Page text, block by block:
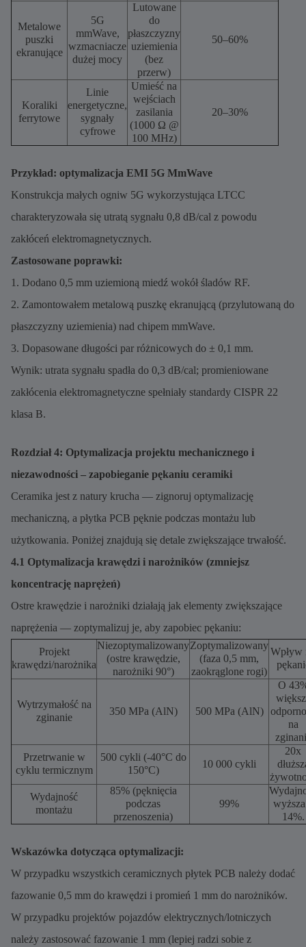
Metalowe
puszki
ekranujące
5G
mmWave,
wzmacniacze
dużej mocy
Lutowane
do
płaszczyzny
uziemienia
(bez
przerw)
50–60%
Koraliki
ferrytowe
Linie
energetyczne,
sygnały
cyfrowe
Umieść na
wejściach
zasilania
(1000 Ω @
100 MHz)
20–30%
Przykład: optymalizacja EMI 5G MmWave
Konstrukcja małych ogniw 5G wykorzystująca LTCC
charakteryzowała się utratą sygnału 0,8 dB/cal z powodu
zakłóceń elektromagnetycznych.
Zastosowane poprawki:
1. Dodano 0,5 mm uziemioną miedź wokół śladów RF.
2. Zamontowałem metalową puszkę ekranującą (przylutowaną do
płaszczyzny uziemienia) nad chipem mmWave.
3. Dopasowane długości par różnicowych do ± 0,1 mm.
Wynik: utrata sygnału spadła do 0,3 dB/cal; promieniowane
zakłócenia elektromagnetyczne spełniały standardy CISPR 22
klasa B.
Rozdział 4: Optymalizacja projektu mechanicznego i
niezawodności – zapobieganie pękaniu ceramiki
Ceramika jest z natury krucha — zignoruj ​​optymalizację
mechaniczną, a płytka PCB pęknie podczas montażu lub
użytkowania. Poniżej znajdują się detale zwiększające trwałość.
4.1 Optymalizacja krawędzi i narożników (zmniejsz
koncentrację naprężeń)
Ostre krawędzie i narożniki działają jak elementy zwiększające
naprężenia — zoptymalizuj je, aby zapobiec pękaniu:
Projekt
krawędzi/narożnika
Niezoptymalizowany
(ostre krawędzie,
narożniki 90°)
Zoptymalizowany
(faza 0,5 mm,
zaokrąglone rogi)
Wpływ
Wytrzymałość na
zginanie
350 MPa (AlN) 500 MPa (AlN)
O
na
Przetrwanie w
cyklu termicznym
500 cykli (-40°C do
150°C)
10 000 cykli
20x
Wydajność
montażu
85% (pęknięcia
podczas
przenoszenia)
99%
14%.
Wskazówka dotycząca optymalizacji:
W przypadku wszystkich ceramicznych płytek PCB należy dodać
fazowanie 0,5 mm do krawędzi i promień 1 mm do narożników.
W przypadku projektów pojazdów elektrycznych/lotniczych
należy zastosować fazowanie 1 mm (lepiej radzi sobie z